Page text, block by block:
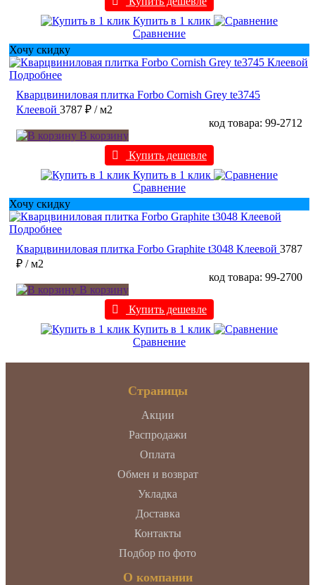
Купить в 1 клик
Сравнение
Хочу скидку
Подробнее
Кварцвиниловая плитка Forbo Cornish Grey te3745
Клеевой 3787 ₽ / м2
код товара: 99-2712
В корзину
Купить дешевле
Купить в 1 клик
Сравнение
Хочу скидку
Подробнее
Кварцвиниловая плитка Forbo Graphite t3048 Клеевой 3787
₽ / м2
код товара: 99-2700
В корзину
Купить дешевле
Купить в 1 клик
Сравнение
Страницы
Акции
Распродажи
Оплата
Обмен и возврат
Укладка
Доставка
Контакты
Подбор по фото
О компании